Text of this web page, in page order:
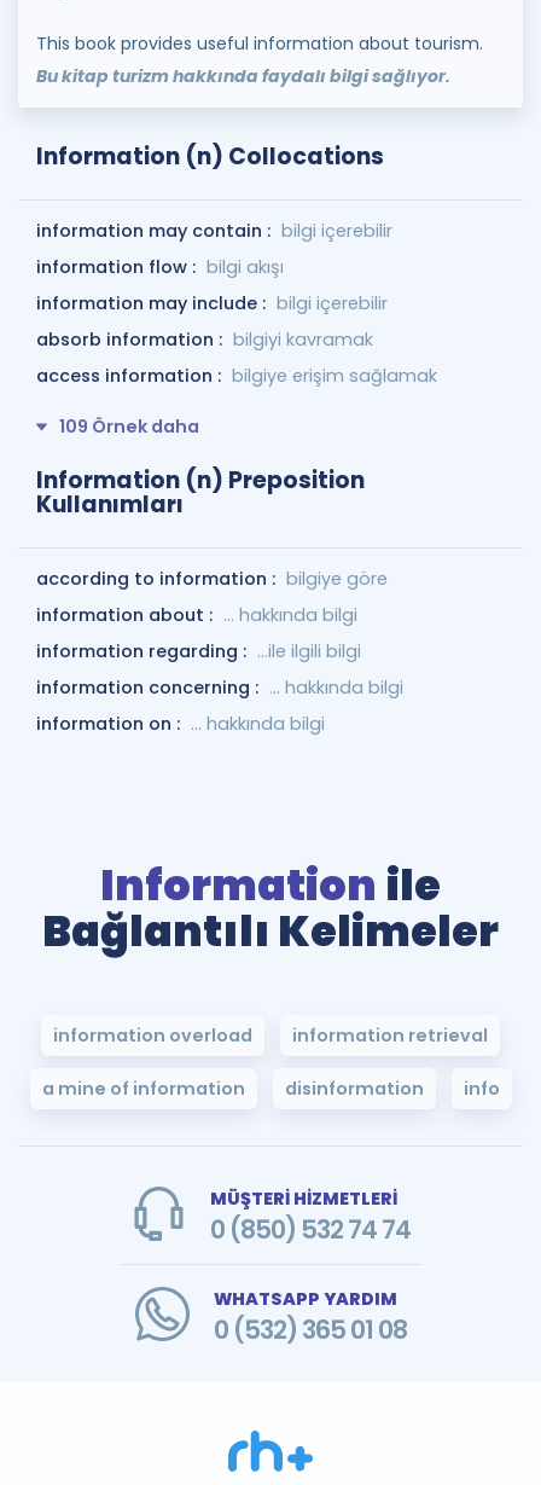
This book provides useful information about tourism.
Bu kitap turizm hakkında faydalı bilgi sağlıyor.
Information (n) Collocations
information may contain : bilgi içerebilir
information flow : bilgi akışı
information may include : bilgi içerebilir
absorb information : bilgiyi kavramak
access information : bilgiye erişim sağlamak
109 Örnek daha
Information (n) Preposition
Kullanımları
according to information : bilgiye göre
information about : ... hakkında bilgi
information regarding : ...ile ilgili bilgi
information concerning : ... hakkında bilgi
information on : ... hakkında bilgi
Information ile
Bağlantılı Kelimeler
information overload information retrieval
a mine of information disinformation info
MÜŞTERİ HİZMETLERİ
0 (850) 532 74 74
WHATSAPP YARDIM
0 (532) 365 01 08